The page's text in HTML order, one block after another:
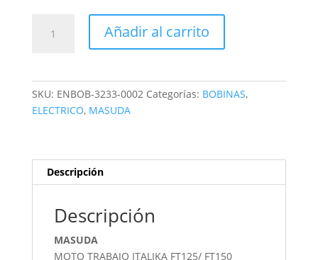
Añadir al carrito
SKU: ENBOB-3233-0002 Categorías: BOBINAS,
ELECTRICO, MASUDA
Descripción
Descripción
MASUDA
MOTO TRABAJO ITALIKA FT125/ FT150